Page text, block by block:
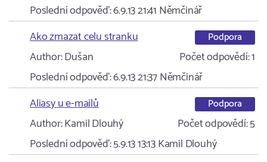
Poslední odpověď:6.9.13 21:41 Němčinář
Ako zmazat celu stranku
Podpora
Author:Dušan Počet odpovědí:1
Poslední odpověď:6.9.13 21:37Němčinář
Aliasy u e-mailů
Podpora
Author:Kamil Dlouhý Počet odpovědí:5
Poslední odpověď:5.9.13 13:13Kamil Dlouhý